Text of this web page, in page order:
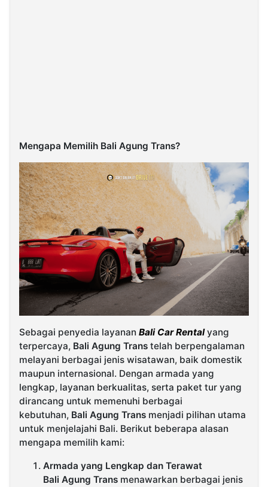
Mengapa Memilih Bali Agung Trans?
Sebagai penyedia layanan Bali Car Rentalyang
terpercaya, Bali Agung Trans telah berpengalaman
melayani berbagai jenis wisatawan, baik domestik
maupun internasional. Dengan armada yang
lengkap, layanan berkualitas, serta paket tur yang
dirancang untuk memenuhi berbagai
kebutuhan, Bali Agung Trans menjadi pilihan utama
untuk menjelajahi Bali. Berikut beberapa alasan
mengapa memilih kami:
Armada yang Lengkap dan Terawat
Bali Agung Trans menawarkan berbagai jenis